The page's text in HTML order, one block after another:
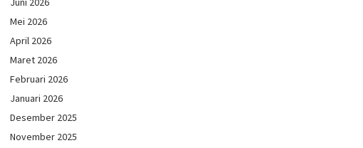
Mei 2026
April 2026
Maret 2026
Februari 2026
Januari 2026
Desember 2025
November 2025